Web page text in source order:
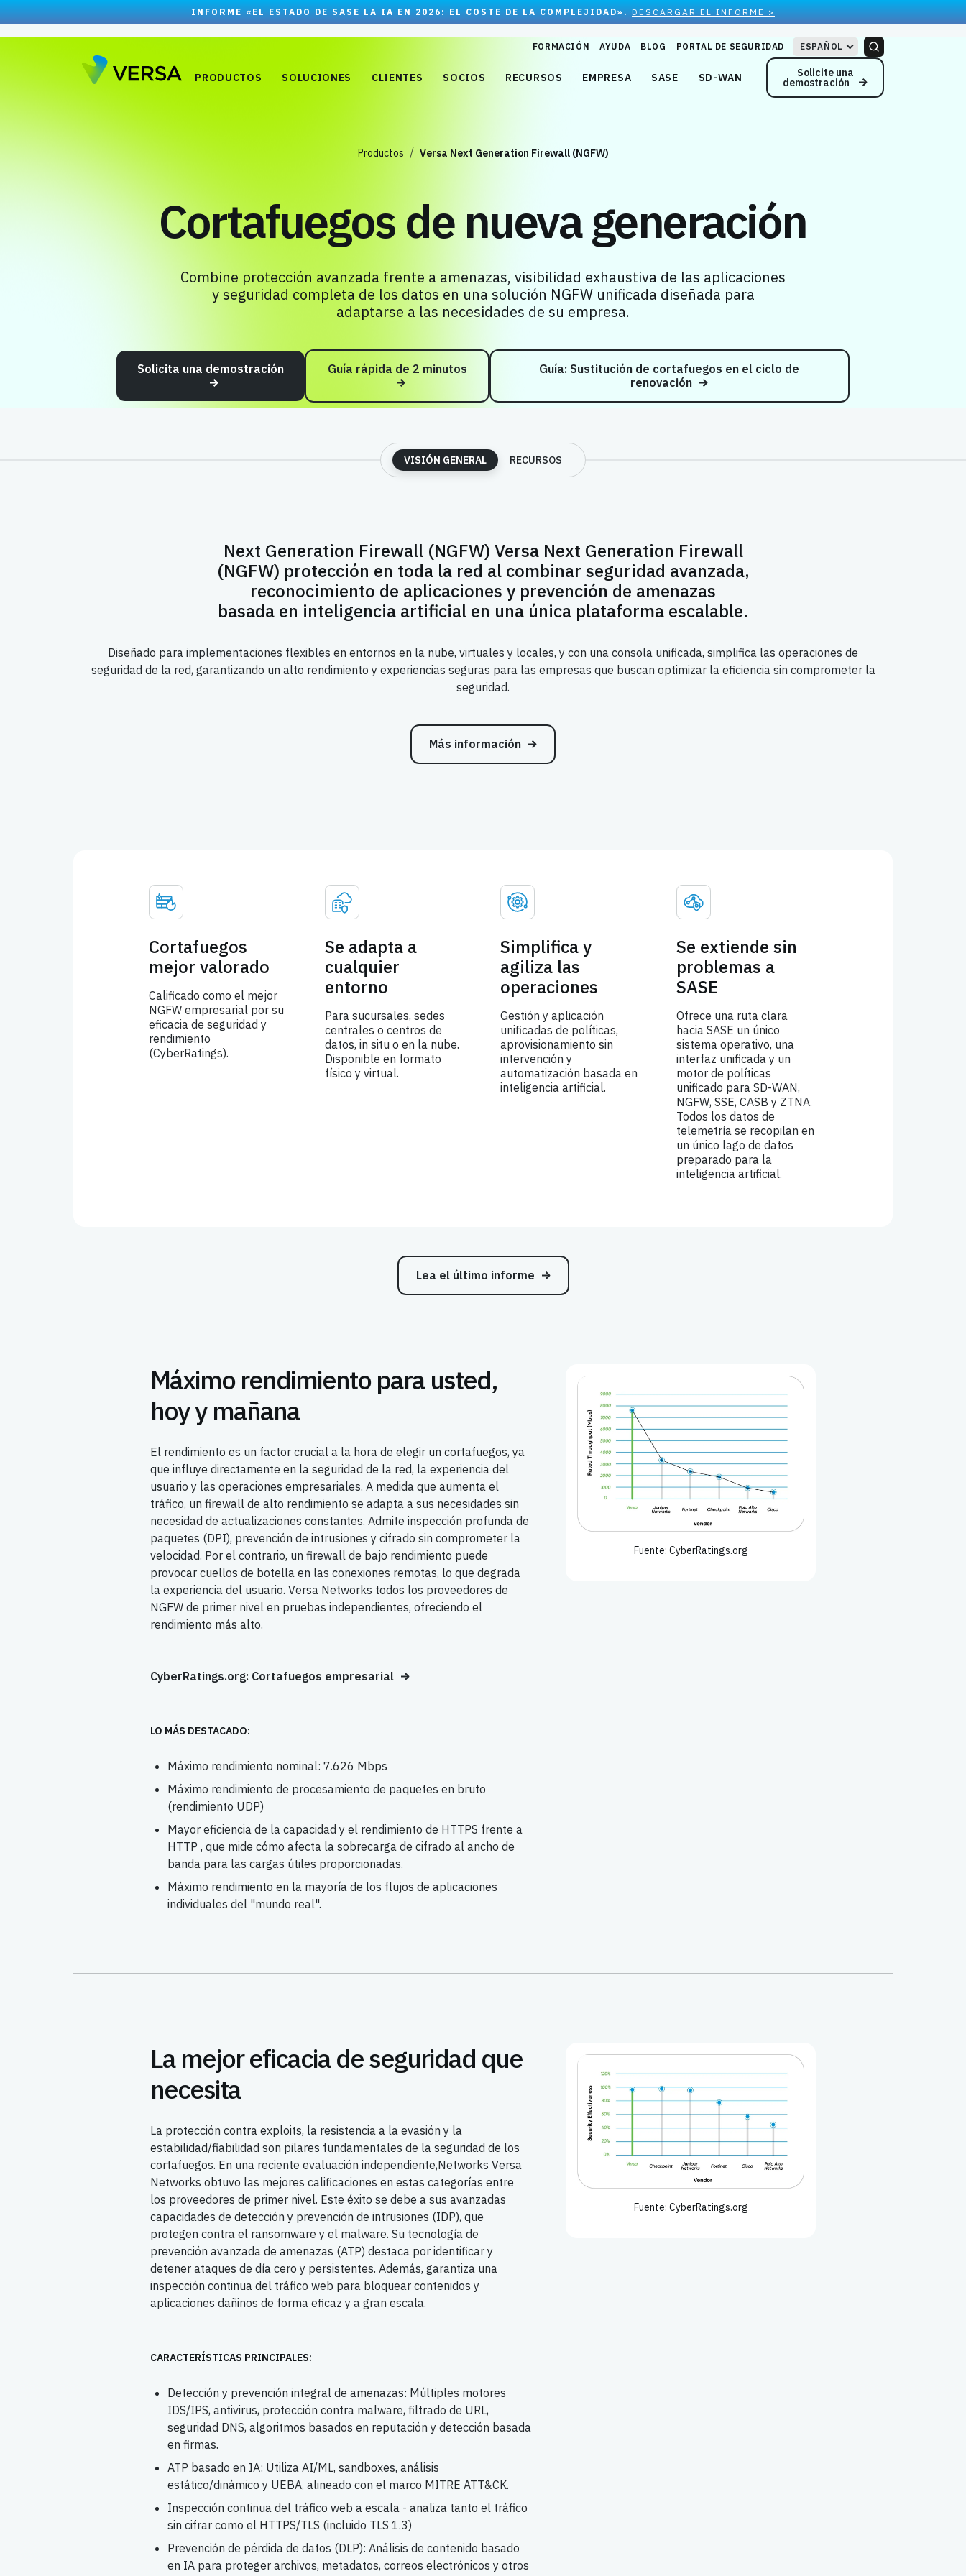
INFORME «EL ESTADO DE SASE LA IA EN 2026: EL COSTE DE LA COMPLEJIDAD». DESCARGAR EL INFORME >
FORMACIÓN AYUDA BLOG PORTAL DE SEGURIDAD ESPAÑOL
PRODUCTOS SOLUCIONES CLIENTES SOCIOS RECURSOS EMPRESA SASE SD-WAN Solicite una
demostración
Productos Versa Next Generation Firewall (NGFW)
Cortafuegos de nueva generación
Combine protección avanzada frente a amenazas, visibilidad exhaustiva de las aplicaciones
y seguridad completa de los datos en una solución NGFW unificada diseñada para
adaptarse a las necesidades de su empresa.
Solicita una demostración Guía rápida de 2 minutos
Guía: Sustitución de cortafuegos en el ciclo de
renovación
VISIÓN GENERAL RECURSOS
Next Generation Firewall (NGFW) Versa Next Generation Firewall
(NGFW) protección en toda la red al combinar seguridad avanzada,
reconocimiento de aplicaciones y prevención de amenazas
basada en inteligencia artificial en una única plataforma escalable.
Diseñado para implementaciones flexibles en entornos en la nube, virtuales y locales, y con una consola unificada, simplifica las operaciones de
seguridad de la red, garantizando un alto rendimiento y experiencias seguras para las empresas que buscan optimizar la eficiencia sin comprometer la
seguridad.
Más información
Cortafuegos
mejor valorado
Calificado como el mejor
NGFW empresarial por su
eficacia de seguridad y
rendimiento
(CyberRatings).
Se adapta a
cualquier
entorno
Para sucursales, sedes
centrales o centros de
datos, in situ o en la nube.
Disponible en formato
físico y virtual.
Simplifica y
agiliza las
operaciones
Gestión y aplicación
unificadas de políticas,
aprovisionamiento sin
intervención y
automatización basada en
inteligencia artificial.
Se extiende sin
problemas a
SASE
Ofrece una ruta clara
hacia SASE un único
sistema operativo, una
interfaz unificada y un
motor de políticas
unificado para SD-WAN,
NGFW, SSE, CASB y ZTNA.
Todos los datos de
telemetría se recopilan en
un único lago de datos
preparado para la
inteligencia artificial.
Lea el último informe
Máximo rendimiento para usted,
hoy y mañana
El rendimiento es un factor crucial a la hora de elegir un cortafuegos, ya
que influye directamente en la seguridad de la red, la experiencia del
usuario y las operaciones empresariales. A medida que aumenta el
tráfico, un firewall de alto rendimiento se adapta a sus necesidades sin
necesidad de actualizaciones constantes. Admite inspección profunda de
paquetes (DPI), prevención de intrusiones y cifrado sin comprometer la
velocidad. Por el contrario, un firewall de bajo rendimiento puede
provocar cuellos de botella en las conexiones remotas, lo que degrada
la experiencia del usuario. Versa Networks todos los proveedores de
NGFW de primer nivel en pruebas independientes, ofreciendo el
rendimiento más alto.
CyberRatings.org: Cortafuegos empresarial
LO MÁS DESTACADO:
Máximo rendimiento nominal: 7.626 Mbps
Máximo rendimiento de procesamiento de paquetes en bruto
(rendimiento UDP)
Mayor eficiencia de la capacidad y el rendimiento de HTTPS frente a
HTTP , que mide cómo afecta la sobrecarga de cifrado al ancho de
banda para las cargas útiles proporcionadas.
Máximo rendimiento en la mayoría de los flujos de aplicaciones
individuales del "mundo real".
Fuente: CyberRatings.org
La mejor eficacia de seguridad que
necesita
La protección contra exploits, la resistencia a la evasión y la
estabilidad/fiabilidad son pilares fundamentales de la seguridad de los
cortafuegos. En una reciente evaluación independiente,Networks Versa
Networks obtuvo las mejores calificaciones en estas categorías entre
los proveedores de primer nivel. Este éxito se debe a sus avanzadas
capacidades de detección y prevención de intrusiones (IDP), que
protegen contra el ransomware y el malware. Su tecnología de
prevención avanzada de amenazas (ATP) destaca por identificar y
detener ataques de día cero y persistentes. Además, garantiza una
inspección continua del tráfico web para bloquear contenidos y
aplicaciones dañinos de forma eficaz y a gran escala.
CARACTERÍSTICAS PRINCIPALES:
Detección y prevención integral de amenazas: Múltiples motores
IDS/IPS, antivirus, protección contra malware, filtrado de URL,
seguridad DNS, algoritmos basados en reputación y detección basada
en firmas.
ATP basado en IA: Utiliza AI/ML, sandboxes, análisis
estático/dinámico y UEBA, alineado con el marco MITRE ATT&CK.
Inspección continua del tráfico web a escala - analiza tanto el tráfico
sin cifrar como el HTTPS/TLS (incluido TLS 1.3)
Prevención de pérdida de datos (DLP): Análisis de contenido basado
en IA para proteger archivos, metadatos, correos electrónicos y otros
Fuente: CyberRatings.org